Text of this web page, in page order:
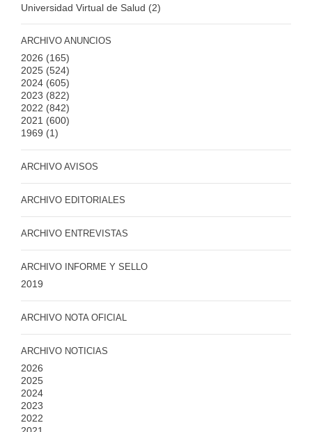
Universidad Virtual de Salud (2)
ARCHIVO ANUNCIOS
2026 (165)
2025 (524)
2024 (605)
2023 (822)
2022 (842)
2021 (600)
1969 (1)
ARCHIVO AVISOS
ARCHIVO EDITORIALES
ARCHIVO ENTREVISTAS
ARCHIVO INFORME Y SELLO
2019
ARCHIVO NOTA OFICIAL
ARCHIVO NOTICIAS
2026
2025
2024
2023
2022